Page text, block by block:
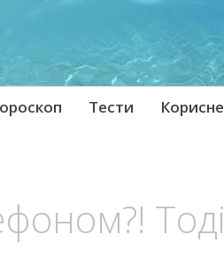
Тести Корисне
Тоді